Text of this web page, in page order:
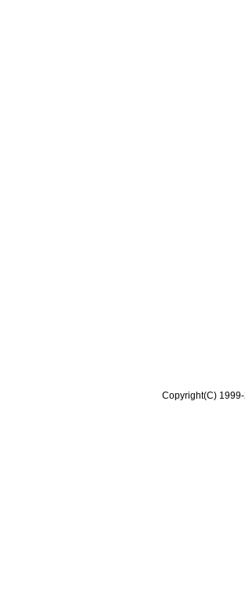
Copyright(C)